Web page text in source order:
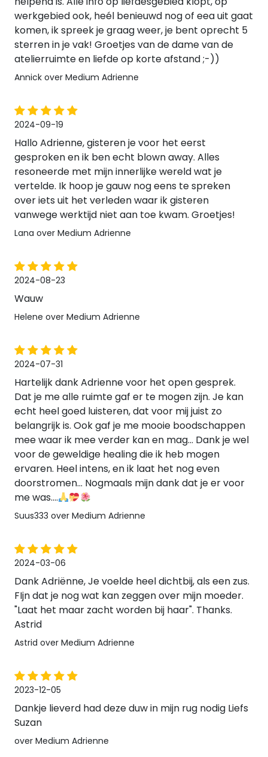
werkgebied ook, heél benieuwd nog of eea uit gaat
komen, ik spreek je graag weer, je bent oprecht 5
sterren in je vak! Groetjes van de dame van de
atelierruimte en liefde op korte afstand ;-))
Annick over Medium Adrienne
2024-09-19
Hallo Adrienne, gisteren je voor het eerst
gesproken en ik ben echt blown away. Alles
resoneerde met mijn innerlijke wereld wat je
vertelde. Ik hoop je gauw nog eens te spreken
over iets uit het verleden waar ik gisteren
vanwege werktijd niet aan toe kwam. Groetjes!
Lana over Medium Adrienne
2024-08-23
Wauw
Helene over Medium Adrienne
2024-07-31
Hartelijk dank Adrienne voor het open gesprek.
Dat je me alle ruimte gaf er te mogen zijn. Je kan
echt heel goed luisteren, dat voor mij juist zo
belangrijk is. Ook gaf je me mooie boodschappen
mee waar ik mee verder kan en mag... Dank je wel
voor de geweldige healing die ik heb mogen
ervaren. Heel intens, en ik laat het nog even
doorstromen... Nogmaals mijn dank dat je er voor
me was....
Suus333 over Medium Adrienne
2024-03-06
Dank Adriënne, Je voelde heel dichtbij, als een zus.
FIjn dat je nog wat kan zeggen over mijn moeder.
"Laat het maar zacht worden bij haar". Thanks.
Astrid
Astrid over Medium Adrienne
2023-12-05
Dankje lieverd had deze duw in mijn rug nodig Liefs
Suzan
over Medium Adrienne